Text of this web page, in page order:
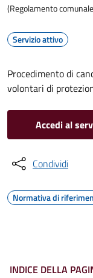
(Regolamento
Servizio attivo
Procedimento di
volontari di
Accedi al
Condividi
Normativa di
INDICE DELLA